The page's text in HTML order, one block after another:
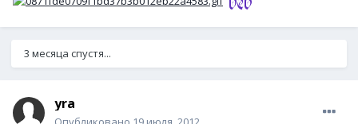
3 месяца спустя...
yra